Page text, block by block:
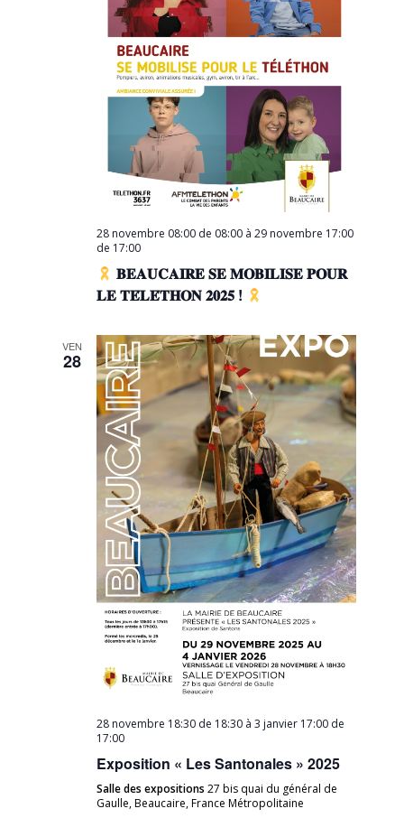
28 novembre 08:00 de 08:00 à29 novembre 17:00
de 17:00
𝐁𝐄𝐀𝐔𝐂𝐀𝐈𝐑𝐄 𝐒𝐄 𝐌𝐎𝐁𝐈𝐋𝐈𝐒𝐄 𝐏𝐎𝐔𝐑
𝐋𝐄 𝐓𝐄́𝐋𝐄́𝐓𝐇𝐎𝐍 𝟐𝟎𝟐𝟓 !
VEN
28
28 novembre 18:30 de 18:30 à3 janvier 17:00 de
17:00
Exposition « Les Santonales » 2025
Salle des expositions27 bis quai du général de
Gaulle, Beaucaire, France Métropolitaine